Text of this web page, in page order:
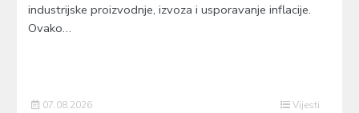
industrijske proizvodnje, izvoza i usporavanje inflacije.
Ovako…
07.08.2026 Vijesti